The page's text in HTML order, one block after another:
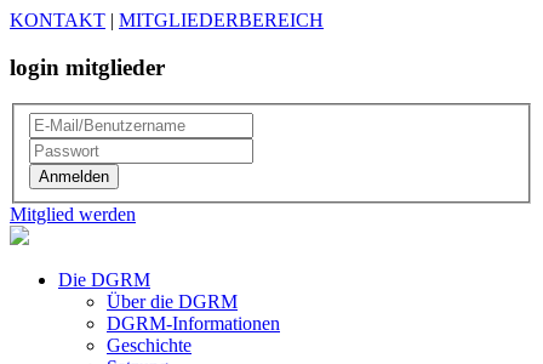
KONTAKT | MITGLIEDERBEREICH
login mitglieder
Mitglied werden
Die DGRM
Über die DGRM
DGRM-Informationen
Geschichte